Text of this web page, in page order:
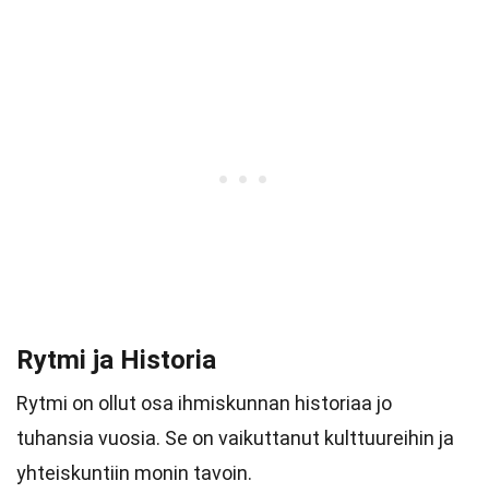
Rytmi ja Historia
Rytmi on ollut osa ihmiskunnan historiaa jo
tuhansia vuosia. Se on vaikuttanut kulttuureihin ja
yhteiskuntiin monin tavoin.